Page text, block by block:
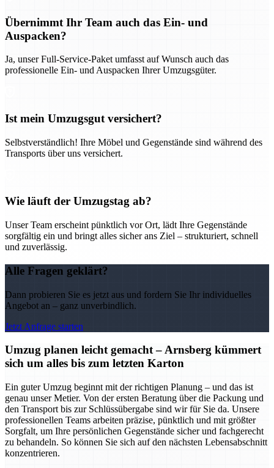
Übernimmt Ihr Team auch das Ein- und
Auspacken?
Ja, unser Full-Service-Paket umfasst auf Wunsch auch das
professionelle Ein- und Auspacken Ihrer Umzugsgüter.
Ist mein Umzugsgut versichert?
Selbstverständlich! Ihre Möbel und Gegenstände sind während des
Transports über uns versichert.
Wie läuft der Umzugstag ab?
Unser Team erscheint pünktlich vor Ort, lädt Ihre Gegenstände
sorgfältig ein und bringt alles sicher ans Ziel – strukturiert, schnell
und zuverlässig.
Alle Fragen geklärt?
Dann probieren Sie es jetzt aus und fordern Sie Ihr individuelles
Angebot an – ganz unverbindlich.
Jetzt Anfrage starten
Umzug planen leicht gemacht – Arnsberg kümmert
sich um alles bis zum letzten Karton
Ein guter Umzug beginnt mit der richtigen Planung – und das ist
genau unser Metier. Von der ersten Beratung über die Packung und
den Transport bis zur Schlüssübergabe sind wir für Sie da. Unsere
professionellen Teams arbeiten präzise, pünktlich und mit größter
Sorgfalt, um Ihre persönlichen Gegenstände sicher und fachgerecht
zu behandeln. So können Sie sich auf den nächsten Lebensabschnitt
konzentrieren.